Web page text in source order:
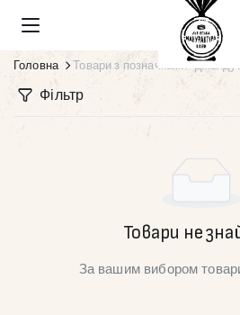
Головна Товари з позначками
Фільтр
Товари не
За вашим вибором